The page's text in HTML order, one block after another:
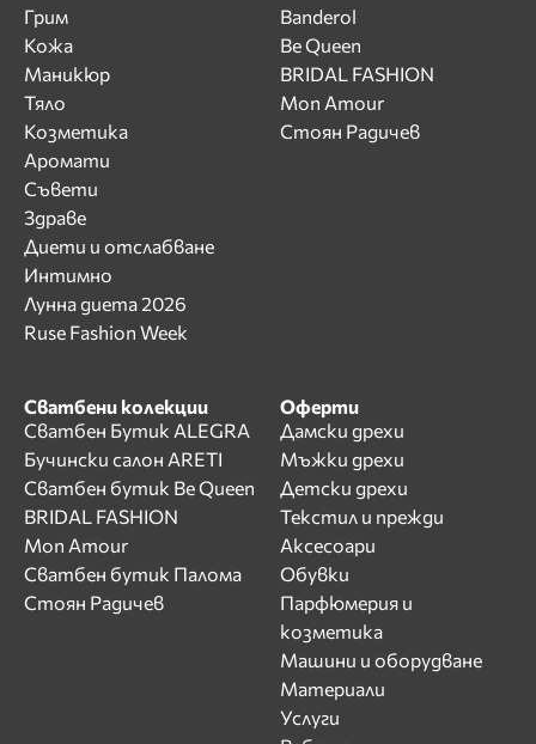
Грим
Кожа
Маникюр
Тяло
Козметика
Аромати
Съвети
Здраве
Диети и отслабване
Интимно
Лунна диета 2026
Ruse Fashion Week
Banderol
Be Queen
BRIDAL FASHION
Mon Amour
Стоян Радичев
Сватбени колекции
Сватбен Бутик ALEGRA
Бучински салон ARETI
Сватбен бутик Be Queen
BRIDAL FASHION
Mon Amour
Сватбен бутик Палома
Стоян Радичев
Оферти
Дамски дрехи
Мъжки дрехи
Детски дрехи
Текстил и прежди
Аксесоари
Обувки
Парфюмерия и
козметика
Машини и оборудване
Материали
Услуги